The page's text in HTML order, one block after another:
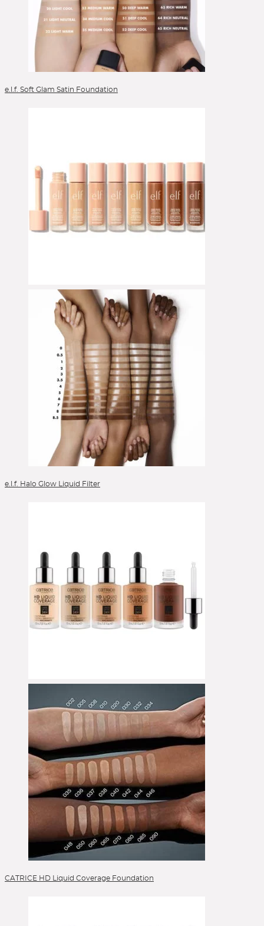
e.l.f. Soft Glam Satin Foundation
e.l.f. Halo Glow Liquid Filter
CATRICE HD Liquid Coverage Foundation